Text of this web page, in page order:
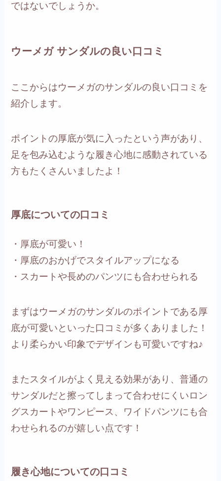
ではないでしょうか。
ウーメガ サンダルの良い口コミ
ここからはウーメガのサンダルの良い口コミを
紹介します。
ポイントの厚底が気に入ったという声があり、
足を包み込むような履き心地に感動されている
方もたくさんいましたよ！
厚底についての口コミ
・厚底が可愛い！
・厚底のおかげでスタイルアップになる
・スカートや長めのパンツにも合わせられる
まずはウーメガのサンダルのポイントである厚
底が可愛いといった口コミが多くありました！
より柔らかい印象でデザインも可愛いですね♪
またスタイルがよく見える効果があり、普通の
サンダルだと擦ってしまって合わせにくいロン
グスカートやワンピース、ワイドパンツにも合
わせられるのが嬉しい点です！
履き心地についての口コミ